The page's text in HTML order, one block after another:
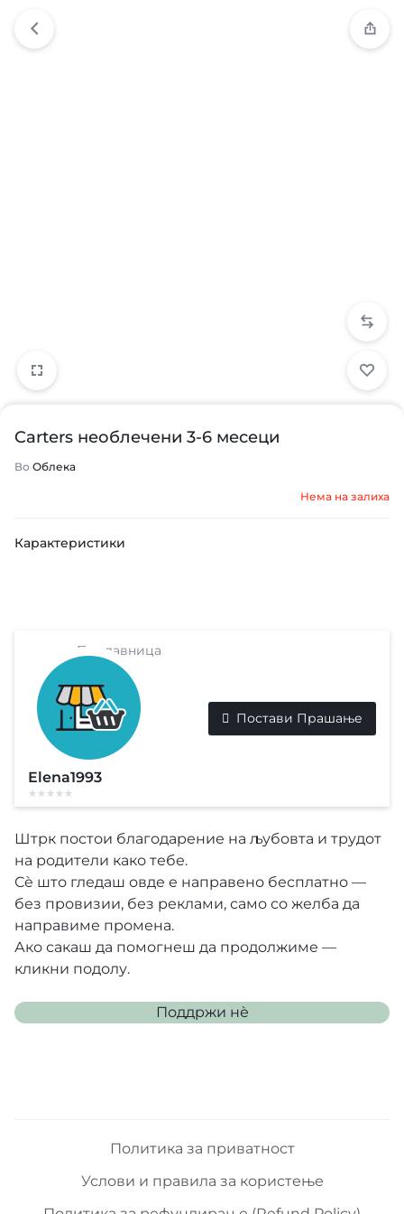
Carters необлечени 3-6 месеци
Во Облека
Нема на залиха
Карактеристики
Продавница
Elena1993
Постави Прашање
Штрк постои благодарение на љубовта и трудот
на родители како тебе.
Сè што гледаш овде е направено бесплатно —
без провизии, без реклами, само со желба да
направиме промена.
Ако сакаш да помогнеш да продолжиме —
кликни подолу.
Поддржи нѐ
Политика за приватност
Услови и правила за користење